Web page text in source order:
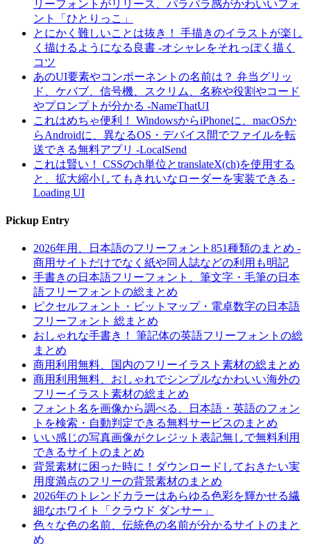
リーフォントがリリース、パラパラ感がかわいいフォ
ント「ひとりっこ」
とにかく難しいことは抜き！ 手描きのイラストが楽し
く描けるようになる良書 -オシャレをそれっぽく描く
コツ
あのUI要素やコンポーネントの名前は？ 弁当グリッ
ド、ケバブ、信号機、スクリム、名称や役割やコード
やプロンプトが分かる -NameThatUI
これはめちゃ便利！ WindowsからiPhoneに、macOSか
らAndroidに、異なるOS・デバイス間でファイルを転
送できる無料アプリ -LocalSend
これは賢い！ CSSのch単位とtranslateX(ch)を使用する
と、拡大縮小してもきれいなローダーを実装できる -
Loading UI
Pickup Entry
2026年用、日本語のフリーフォント851種類のまとめ -
商用サイトだけでなく紙や同人誌などの利用も明記
手書きの日本語フリーフォント、筆文字・毛筆の日本
語フリーフォントの総まとめ
ピクセルフォント・ビットマップ・電卓数字の日本語
フリーフォント 総まとめ
おしゃれな手書き！ 筆記体の英語フリーフォントの総
まとめ
商用利用無料、国内のフリーイラスト素材の総まとめ
商用利用無料、おしゃれでシンプルなかわいい海外の
フリーイラスト素材の総まとめ
フォント名を画像から調べる、日本語・英語のフォン
トを検索・自動判定できる無料サービスのまとめ
いい感じの写真画像がクレジット表記無しで無料利用
できるサイトのまとめ
背景素材に困った時に！ダウンロードしておきたい実
用度満点のフリーの背景素材のまとめ
2026年のトレンドカラーはあらゆる色彩を輝かせる繊
細なホワイト「クラウド ダンサー」
色々な色の名前、伝統色の名前が分かるサイトのまと
め